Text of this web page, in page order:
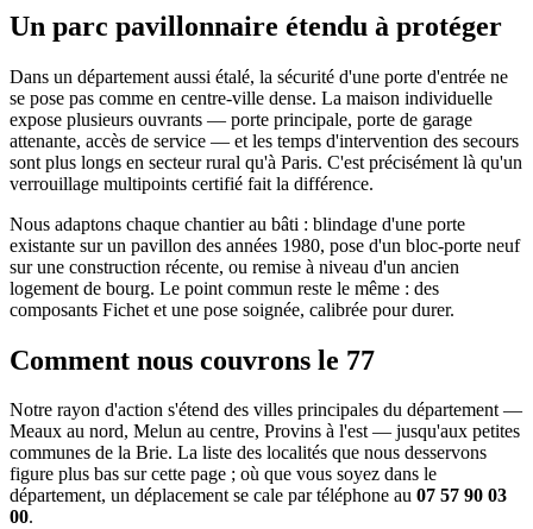
Un parc pavillonnaire étendu à protéger
Dans un département aussi étalé, la sécurité d'une porte d'entrée ne
se pose pas comme en centre-ville dense. La maison individuelle
expose plusieurs ouvrants — porte principale, porte de garage
attenante, accès de service — et les temps d'intervention des secours
sont plus longs en secteur rural qu'à Paris. C'est précisément là qu'un
verrouillage multipoints certifié fait la différence.
Nous adaptons chaque chantier au bâti : blindage d'une porte
existante sur un pavillon des années 1980, pose d'un bloc-porte neuf
sur une construction récente, ou remise à niveau d'un ancien
logement de bourg. Le point commun reste le même : des
composants Fichet et une pose soignée, calibrée pour durer.
Comment nous couvrons le 77
Notre rayon d'action s'étend des villes principales du département —
Meaux au nord, Melun au centre, Provins à l'est — jusqu'aux petites
communes de la Brie. La liste des localités que nous desservons
figure plus bas sur cette page ; où que vous soyez dans le
département, un déplacement se cale par téléphone au 07 57 90 03
00.